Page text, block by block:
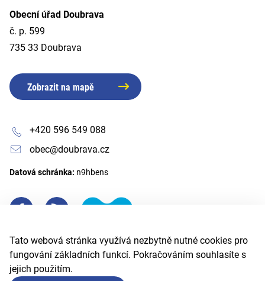
Tato webová stránka využívá nezbytně nutné cookies pro
fungování základních funkcí. Pokračováním souhlasíte s
jejich použitím.
Obecní úřad Doubrava
č. p. 599
735 33 Doubrava
Zobrazit na mapě
+420 596 549 088
obec@doubrava.cz
Datová schránka: n9hbens